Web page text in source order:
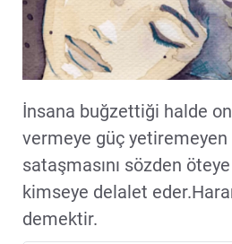
İnsana buğzettiği halde
vermeye güç yetiremeyen
sataşmasını sözden
kimseye delalet
demektir.